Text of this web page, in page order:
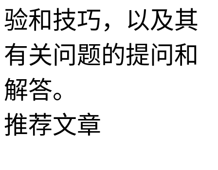
验和技巧，以及其
有关问题的提问和
解答。
推荐文章